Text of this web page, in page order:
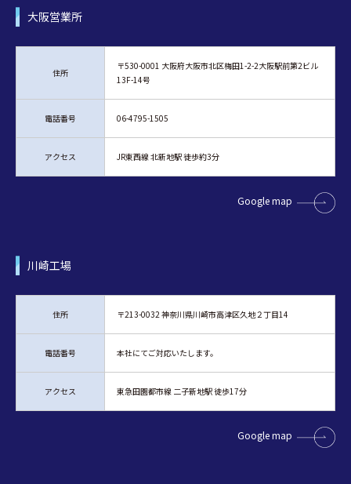
大阪営業所
住所
〒530-0001 大阪府大阪市北区梅田1-2-2大阪駅前第2ビル
13F-14号
電話番号 06-4795-1505
アクセス JR東西線 北新地駅 徒歩約3分
Google map
川崎工場
住所 〒213-0032 神奈川県川崎市高津区久地２丁目14
電話番号 本社にてご対応いたします。
アクセス 東急田園都市線 二子新地駅 徒歩17分
Google map